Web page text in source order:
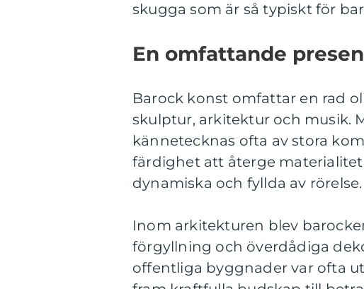
skugga som är så typiskt för
En omfattande
Barock konst omfattar en rad
skulptur, arkitektur och musik.
kännetecknas ofta av stora
färdighet att återge
dynamiska och fyllda av rörelse.
Inom arkitekturen blev
förgyllning och överdådiga
offentliga byggnader var ofta